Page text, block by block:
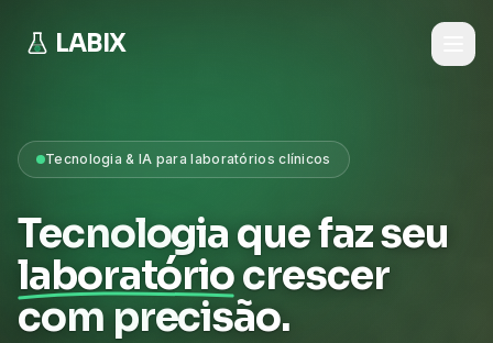
LABIX
Tecnologia & IA para laboratórios clínicos
Tecnologia que faz seu
laboratóriocrescer
com precisão.